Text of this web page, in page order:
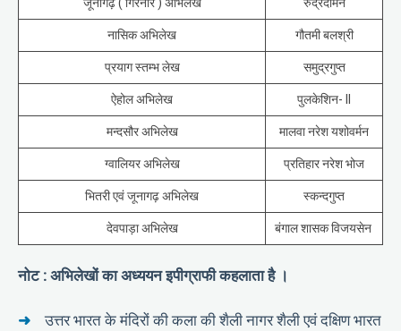
जूनागढ़ ( गिरनार ) अभिलेख रुद्रदामन
नासिक अभिलेख गौतमी बलश्री
प्रयाग स्तम्भ लेख समुद्रगुप्त
ऐहोल अभिलेख पुलकेशिन- II
मन्दसौर अभिलेख मालवा नरेश यशोवर्मन
ग्वालियर अभिलेख प्रतिहार नरेश भोज
भितरी एवं जूनागढ़ अभिलेख स्कन्दगुप्त
देवपाड़ा अभिलेख बंगाल शासक विजयसेन
नोट : अभिलेखों का अध्ययन इपीग्राफी कहलाता है ।
उत्तर भारत के मंदिरों की कला की शैली नागर शैली एवं दक्षिण भारत